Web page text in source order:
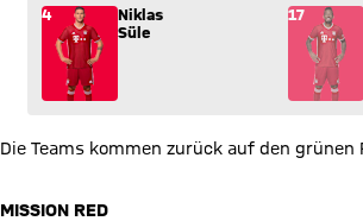
Wechsel: Niklas Süle (4) kommt für
4
Niklas
Süle
17
Die Teams kommen zurück auf den grünen
MISSION RED